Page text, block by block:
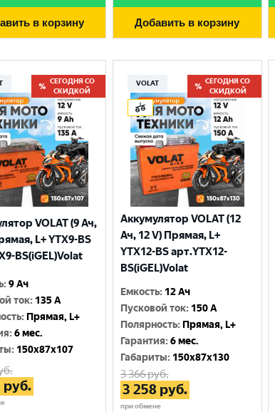
в корзину Добавить в корзину
СЕГОДНЯ СО
СКИДКОЙ
VOLAT (9 Ач,
L+ YTX9-BS
BS(iGEL)Volat
:9 Ач
ток: 135 A
: Прямая, L+
:6 мес.
: 150x87x107
руб.
VOLAT
СЕГОДНЯ СО
СКИДКОЙ
Аккумулятор VOLAT (12
Ач, 12 V) Прямая, L+
YTX12-BS арт.YTX12-
BS(iGEL)Volat
Емкость: 12 Ач
Пусковой ток: 150 A
Полярность: Прямая, L+
Гарантия:6 мес.
Габариты: 150x87x130
3 366руб.
3 258 руб.
при обмене